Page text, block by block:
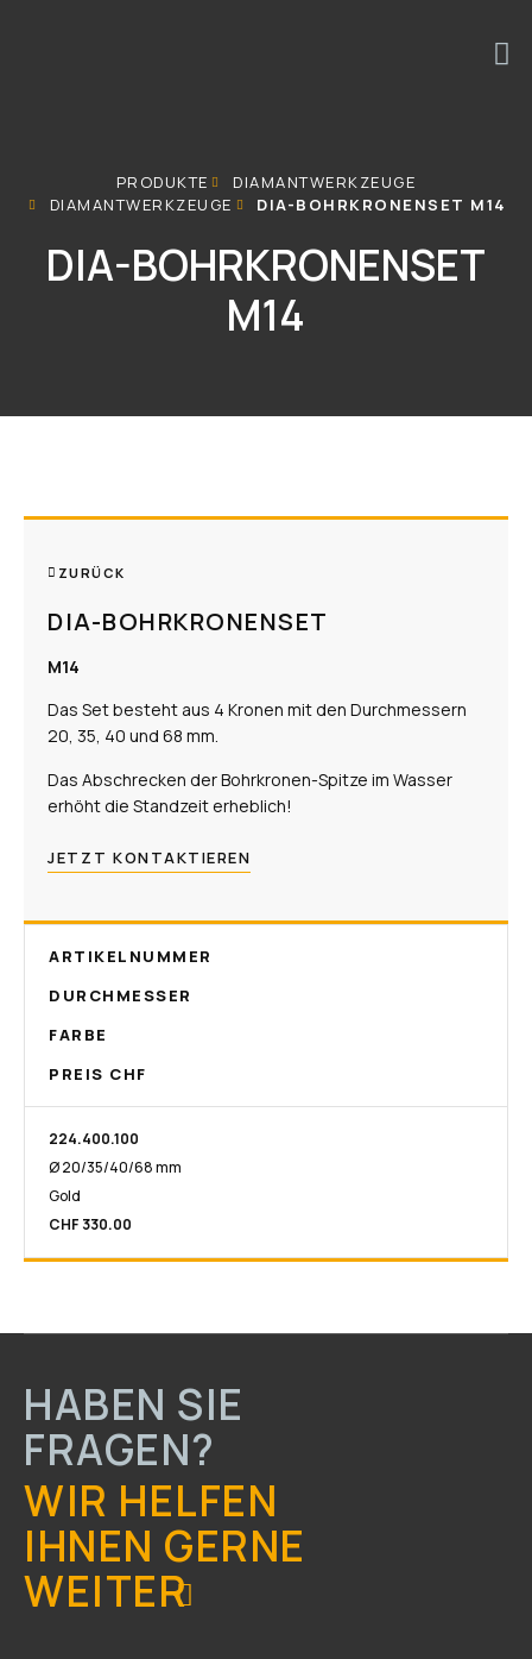
PRODUKTE
DIAMANTWERKZEUGE
DIAMANTWERKZEUGE
DIA-BOHRKRONENSET M14
DIA-BOHRKRONENSET
M14
ZURÜCK
DIA-BOHRKRONENSET
M14
Das Set besteht aus 4 Kronen mit den Durchmessern
20, 35, 40 und 68 mm.
Das Abschrecken der Bohrkronen-Spitze im Wasser
erhöht die Standzeit erheblich!
JETZT KONTAKTIEREN
ARTIKELNUMMER
DURCHMESSER
FARBE
PREIS CHF
224.400.100
Ø 20/35/40/68 mm
Gold
CHF 330.00
HABEN SIE
FRAGEN?
WIR HELFEN
IHNEN GERNE
WEITER